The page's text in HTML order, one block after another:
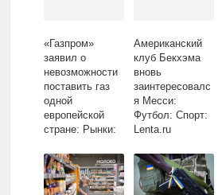
«Газпром»
заявил о
невозможности
поставить газ
одной
европейской
стране: Рынки:
Lenta.ru
Американский
клуб Бекхэма
вновь
заинтересовалс
я Месси:
Футбол: Спорт:
Lenta.ru